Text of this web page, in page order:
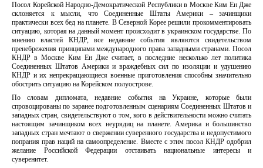
Посол Корейской Народно-Демократической Республики в Москве Ким Ен Дже
склоняется к мысли, что Соединенные Штаты Америки – зачинщики
практически всех бед на планете. В Северной Корее решили прокомментировать
ситуацию, которая на данный момент происходит в украинском государстве. По
мнению властей КНДР, все недавние события являются свидетельством
пренебрежения принципами международного права западными странами. Посол
КНДР в Москве Ким Ен Дже считает, в последние несколько лет политика
Соединенных Штатов Америки и враждебных сил по изоляции и удушению
КНДР и их непрекращающиеся военные приготовления способны значительно
обострить ситуацию на Корейском полуострове.
По словам дипломата, недавние события на Украине, которые были
спровоцированы по заранее подготовленным сценариям Соединенных Штатов и
западных стран, свидетельствуют о том, кого в действительности можно считать
настоящим зачинщиком всех неурядиц на планете. Америка и большинство
западных стран мечтают о свержении суверенного государства и недопустимого
попрания прав наций на самоопределение. Вместе с этим посол КНДР одобрил
желание Российской Федерации отстаивать национальные интересы и
суверенитет.